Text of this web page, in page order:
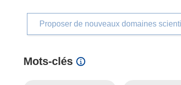
Proposer de nouveaux domaines
Mots‑clés